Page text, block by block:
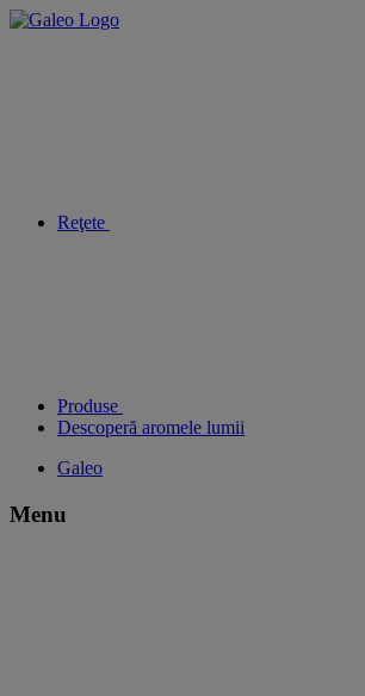
Reţete
Produse
Descoperă aromele lumii
Galeo
Menu